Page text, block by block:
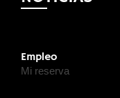
Empleo
Mi reserva